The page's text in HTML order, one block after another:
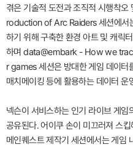
겪은 기술적 도전과 조직적 시행착
roduction of Arc Raiders 세션에서
하기 위해 구축한 환경 아트 및 캐릭
하며 data@embark - How we
r games 세션은 방대한 게임 데이터
매치메이킹 등에 활용하는 데이터 운
넥슨이 서비스하는 인기 라이브 게
공유된다. 어이쿠 손이 미끄러져 스
메인퀘스트 제작기 세션에서는 게임